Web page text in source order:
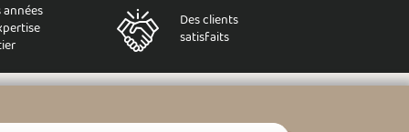
années
Des clients
satisfaits